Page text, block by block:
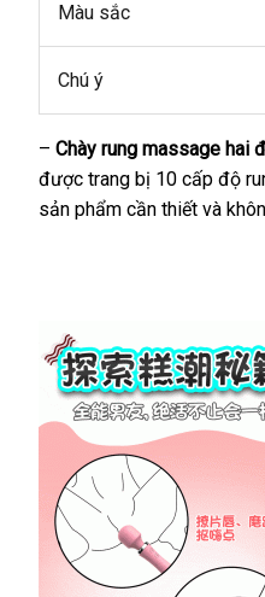
Màu sắc
Chú ý
– Chày rung massage hai
hỗ
trợ
được trang bị 10 cấp độ
sản phẩm cần thiết thương
và